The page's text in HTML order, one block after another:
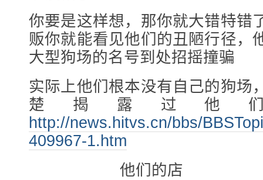
你要是这样想，那你就大错特错
贩你就能看见他们的丑陋行径，
大型狗场的名号到处招摇撞骗
实际上他们根本没有自己的狗场
楚揭露过他
http://news.hitvs.cn/bbs/
409967-1.htm
他们的店